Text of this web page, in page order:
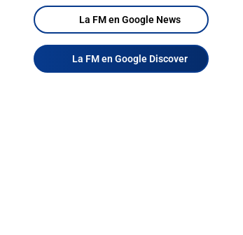
La FM en Google News
La FM en Google Discover